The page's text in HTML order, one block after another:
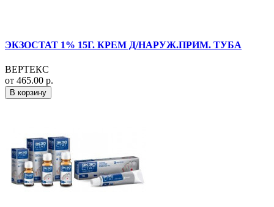
ЭКЗОСТАТ 1% 15Г. КРЕМ Д/НАРУЖ.ПРИМ. ТУБА
ВЕРТЕКС
от 465.00 р.
В корзину